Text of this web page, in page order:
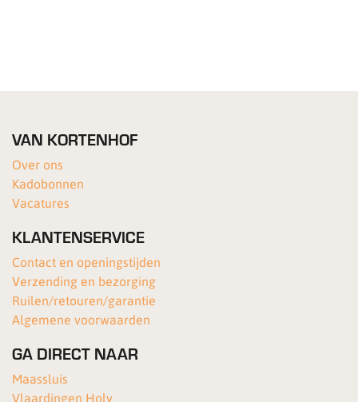
VAN KORTENHOF
Over ons
Kadobonnen
Vacatures
KLANTENSERVICE
Contact en openingstijden
Verzending en bezorging
Ruilen/retouren/garantie
Algemene voorwaarden
GA DIRECT NAAR
Maassluis
Vlaardingen Holy